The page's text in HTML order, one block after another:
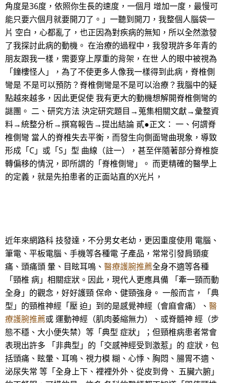
角度是36度，依照你生長的速度，一個月 增加一度，最慢可
能只要六個月就要開刀了。」一聽到開刀，我整個人腦袋一
片 空白，心都亂了，也正因為對疾病的無知，所以全然激發
了我探討此病的動機。 在治療的過程中，我發現許多年青的
朋友跟我一樣，需要穿上厚重的背架，在世 人的眼中被視為
「鐘樓怪人」，為了不使更多人像我一樣得到此病，脊椎側
彎是 不是可以預防？脊椎側彎是不是可以治療？我腦中的疑
點越來越多，因此更促使 我有更大的動機想解開脊椎側彎的
謎團。 二、研究方法 決定研究題目→蒐集相關文獻→彙整資
料→統整分析→撰寫報告→提出結論 貳●正文： 一、何謂脊
椎側彎 當人的脊椎失去平衡，而發生向側面彎曲現象，導致
形成「C」或「S」型 曲線（註一），甚至伴隨著部分脊椎旋
轉偏移的情況，即所謂的「脊椎側彎」。 而更精確的醫學上
的定義，就是先拍患者的正面站直的X光片，
近年來網路科 技發達，不分男女老幼，更因重度使用 電腦、
筆電、平板電腦、手機等各種電 子產品，常常引發肩頸痠
痛、頭痛頭 暈、目眩耳鳴、 醫療護腕推薦全身不適等各種
「頸椎 病」相關症狀。因此，現代人更應具備 「牽一頸而動
全身」的觀念，好好護頸 保命、健頸強身。 一般而言，「典
型」的頸椎神經「壓 迫」到的是感覺神經（會麻會痛）、 醫
療護腕推薦或 運動神經（肌肉萎縮無力）、或脊髓神 經（步
態不穩、大小便失禁）等「典型 症狀」；但頸椎病患者常會
表現出許多 「非典型」的「交感神經受到激惹」的 症狀，包
括頭痛、眩暈、耳鳴、視力模 糊、心悸、胸悶、腸胃不適、
泌尿失常 等「全身上下、裡裡外外、從皮到骨、 五臟六腑」